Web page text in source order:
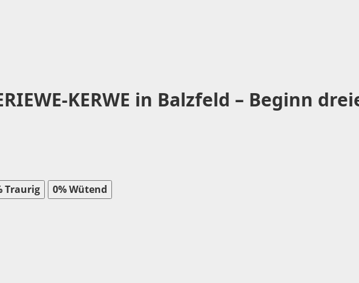
KERWE in Balzfeld – Beginn
Traurig 0%Wütend